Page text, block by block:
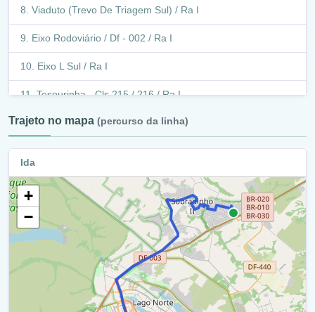
Q.8/7 / Ra V
Q. 9/7 / Ra V
Q.8/7 / Ra V
Q.06/05 (Rua 1) / Ra V
Q.7/Sobradinho Ii / Ra V
Q. 7 / Ra V
Q.7/Sobradinho Ii / Ra V
Df-215 / Ra V
Retorno / Ra V
Viaduto (Trevo De Triagem Sul) / Ra I
Eixo Rodoviário / Df - 002 / Ra I
Eixo L Sul / Ra I
Tesourinha - Cls 215 / 216 / Ra I
Eixo L Sul / Ra I
Cls 209/210 / Ra I
Eixo L Sul / Ra I
S3 / Ra I
Eixo L Sul / Ra I
Plataforma Rodoviária / Ra I
Plataforma Superior Da Rodoviária / Ra I
Trajeto no mapa (percurso da linha)
Ida
+
−